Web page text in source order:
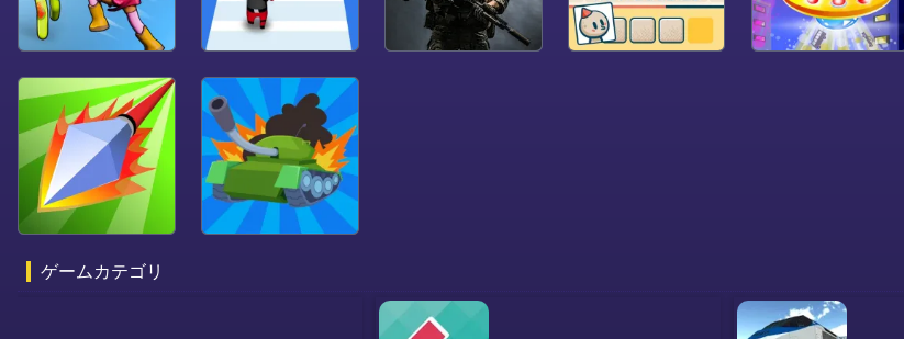
ゲームカテゴリ